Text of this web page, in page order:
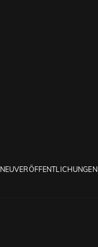
NEUVERÖFFENTLICHUNGEN